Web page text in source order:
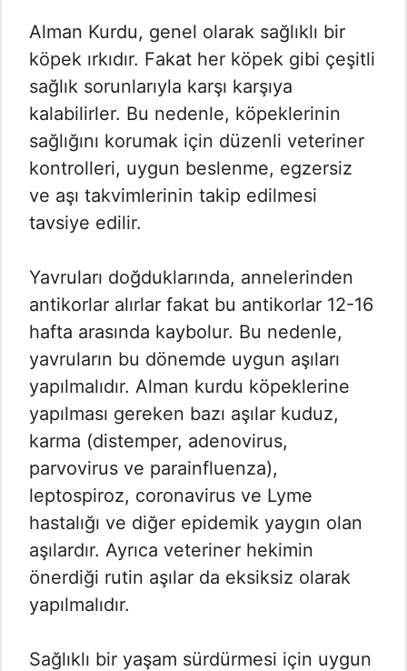
Alman Kurdu, genel olarak sağlıklı bir
köpek ırkıdır. Fakat her köpek gibi çeşitli
sağlık sorunlarıyla karşı karşıya
kalabilirler. Bu nedenle, köpeklerinin
sağlığını korumak için düzenli veteriner
kontrolleri, uygun beslenme, egzersiz
ve aşı takvimlerinin takip edilmesi
tavsiye edilir.
Yavruları doğduklarında, annelerinden
antikorlar alırlar fakat bu antikorlar 12-16
hafta arasında kaybolur. Bu nedenle,
yavruların bu dönemde uygun aşıları
yapılmalıdır. Alman kurdu köpeklerine
yapılması gereken bazı aşılar kuduz,
karma (distemper, adenovirus,
parvovirus ve parainfluenza),
leptospiroz, coronavirus ve Lyme
hastalığı ve diğer epidemik yaygın olan
aşılardır. Ayrıca veteriner hekimin
önerdiği rutin aşılar da eksiksiz olarak
yapılmalıdır.
Sağlıklı bir yaşam sürdürmesi için uygun